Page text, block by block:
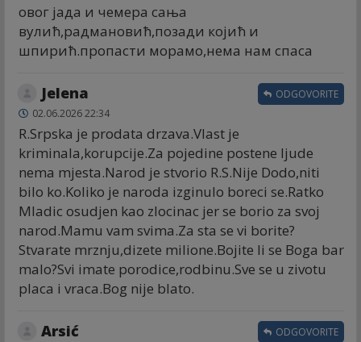
овог јада и чемера сања
вулић,радмановић,позади којић и
шпирић.пропасти морамо,нема нам спаса
Jelena
02.06.2026 22:34
R.Srpska je prodata drzava.Vlast je
kriminala,korupcije.Za pojedine postene ljude
nema mjesta.Narod je stvorio R.S.Nije Dodo,niti
bilo ko.Koliko je naroda izginulo boreci se.Ratko
Mladic osudjen kao zlocinac jer se borio za svoj
narod.Mamu vam svima.Za sta se vi borite?
Stvarate mrznju,dizete milione.Bojite li se Boga bar
malo?Svi imate porodice,rodbinu.Sve se u zivotu
placa i vraca.Bog nije blato.
ODGOVORITE
Arsić ODGOVORITE